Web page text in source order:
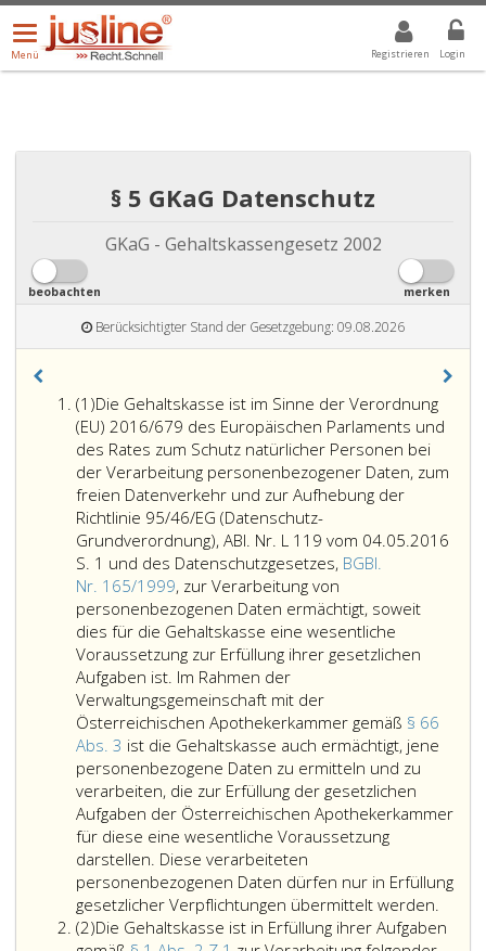
Registrieren Login
Menü
öffnen/schließen
Menü
ALLE DROPDOWN: GEWÄHLTER WERT IST ALLE
§ 5 GKaG Datenschutz
GKaG - Gehaltskassengesetz 2002
beobachten merken
Berücksichtigter Stand der Gesetzgebung: 09.08.2026
(1)Absatz
eins
Die Gehaltskasse ist im Sinne der Verordnung
(EU) 2016/679 des Europäischen Parlaments und
des Rates zum Schutz natürlicher Personen bei
der Verarbeitung personenbezogener Daten, zum
freien Datenverkehr und zur Aufhebung der
Richtlinie 95/46/EG (Datenschutz-
Grundverordnung), ABl. Nr. L 119 vom 04.05.2016
S. 1 und des Datenschutzgesetzes, BGBl.
Nr. 165/1999, zur Verarbeitung von
personenbezogenen Daten ermächtigt, soweit
dies für die Gehaltskasse eine wesentliche
Voraussetzung zur Erfüllung ihrer gesetzlichen
Aufgaben ist. Im Rahmen der
Verwaltungsgemeinschaft mit der
Österreichischen Apothekerkammer gemäß § 66
Abs. 3 ist die Gehaltskasse auch ermächtigt, jene
personenbezogene Daten zu ermitteln und zu
verarbeiten, die zur Erfüllung der gesetzlichen
Aufgaben der Österreichischen Apothekerkammer
für diese eine wesentliche Voraussetzung
darstellen. Diese verarbeiteten
personenbezogenen Daten dürfen nur in Erfüllung
gesetzlicher Verpflichtungen übermittelt werden.
(2)Absatz
Die Gehaltskasse ist in Erfüllung ihrer Aufgaben